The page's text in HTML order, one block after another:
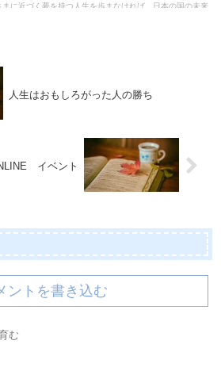
まに近づく夢を持つ人生を歩まなければ、日本の国の未来
人生はおもしろがった人の勝ち
イベント
ントを書き込む
む